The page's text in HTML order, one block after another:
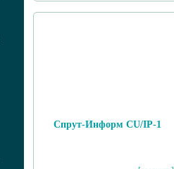
Спрут-Информ CU/IP-1